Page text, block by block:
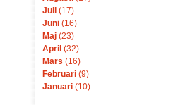
Juli (17)
Juni (16)
Maj (23)
April (32)
Mars (16)
Februari (9)
Januari (10)